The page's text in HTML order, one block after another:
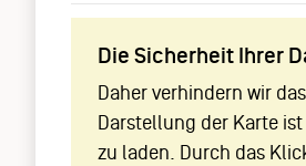
Die Sicherheit Ihrer
Daher verhindern wir
Darstellung der Karte
zu laden. Durch das